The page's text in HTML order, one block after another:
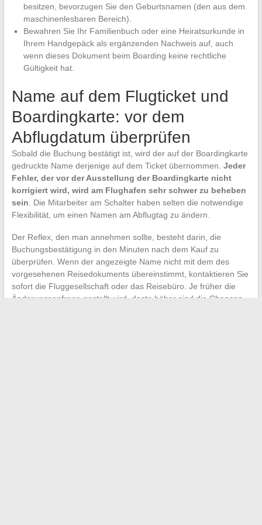
besitzen, bevorzugen Sie den Geburtsnamen (den aus dem
maschinenlesbaren Bereich).
Bewahren Sie Ihr Familienbuch oder eine Heiratsurkunde in
Ihrem Handgepäck als ergänzenden Nachweis auf, auch
wenn dieses Dokument beim Boarding keine rechtliche
Gültigkeit hat.
Name auf dem Flugticket und
Boardingkarte: vor dem
Abflugdatum überprüfen
Sobald die Buchung bestätigt ist, wird der auf der Boardingkarte
gedruckte Name derjenige auf dem Ticket übernommen. Jeder
Fehler, der vor der Ausstellung der Boardingkarte nicht
korrigiert wird, wird am Flughafen sehr schwer zu beheben
sein. Die Mitarbeiter am Schalter haben selten die notwendige
Flexibilität, um einen Namen am Abflugtag zu ändern.
Der Reflex, den man annehmen sollte, besteht darin, die
Buchungsbestätigung in den Minuten nach dem Kauf zu
überprüfen. Wenn der angezeigte Name nicht mit dem des
vorgesehenen Reisedokuments übereinstimmt, kontaktieren Sie
sofort die Fluggesellschaft oder das Reisebüro. Je früher die
Änderungsanfrage gestellt wird, desto höher sind die Chancen,